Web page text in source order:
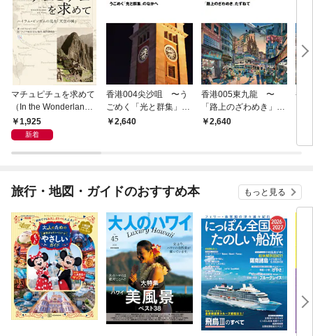
マチュピチュを求めて
（In the Wonderland o
f Peru） 〜ハイラ
ム・ビンガムの見た
1,925
新着
香港004尖沙咀 〜う
ごめく「光と群集」の
なかへ
2,640
香港005東九龍 〜
「路上のざわめき」た
ずねて
2,640
香
旅行・地図・ガイドのおすすめ本 もっと見る